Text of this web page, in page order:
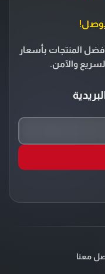
المنتجات بأسعار
والآمن.
معنا